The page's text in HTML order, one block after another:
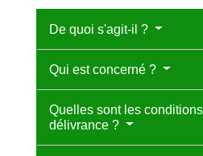
De quoi s'agit-il ?
Qui est concerné ?
Quelles sont les
délivrance ?